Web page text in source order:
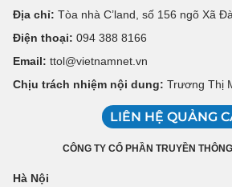
Địa chỉ: Tòa nhà C’land, số 156 ngõ Xã
Điện thoại: 094 388 8166
Email: ttol@vietnamnet.vn
Chịu trách nhiệm nội dung: Trương Thị
LIÊN HỆ QUẢNG
CÔNG TY CỔ PHẦN TRUYỀN
Hà Nội